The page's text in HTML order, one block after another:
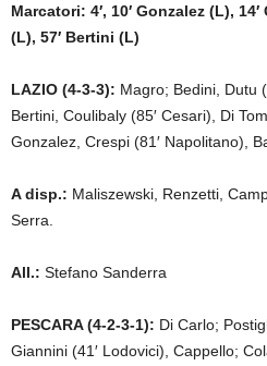
Marcatori: 4′, 10′ Gonzalez (L),
(L), 57′ Bertini (L)
LAZIO (4-3-3): Magro; Bedini, Dutu
Bertini, Coulibaly (85′ Cesari), Di
Gonzalez, Crespi (81′ Napolitano),
A disp.: Maliszewski, Renzetti,
Serra.
All.: Stefano Sanderra
PESCARA (4-2-3-1): Di Carlo;
Giannini (41′ Lodovici), Cappello;